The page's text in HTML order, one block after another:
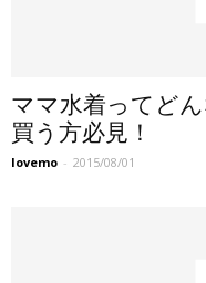
ママ水着ってど
買う方必見！
lovemo - 2015/08/01